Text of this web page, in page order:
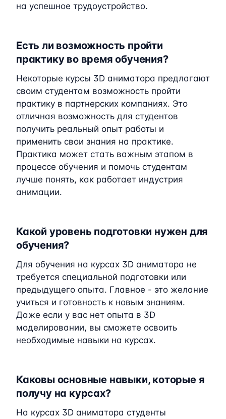
на успешное трудоустройство.
Есть ли возможность пройти
практику во время обучения?
Некоторые курсы 3D аниматора предлагают
своим студентам возможность пройти
практику в партнерских компаниях. Это
отличная возможность для студентов
получить реальный опыт работы и
применить свои знания на практике.
Практика может стать важным этапом в
процессе обучения и помочь студентам
лучше понять, как работает индустрия
анимации.
Какой уровень подготовки нужен для
обучения?
Для обучения на курсах 3D аниматора не
требуется специальной подготовки или
предыдущего опыта. Главное - это желание
учиться и готовность к новым знаниям.
Даже если у вас нет опыта в 3D
моделировании, вы сможете освоить
необходимые навыки на курсах.
Каковы основные навыки, которые я
получу на курсах?
На курсах 3D аниматора студенты